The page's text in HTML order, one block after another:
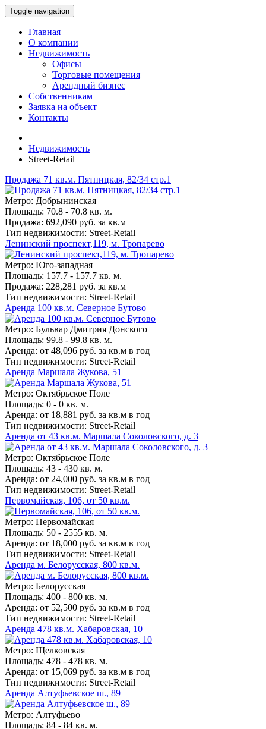
Toggle navigation
Главная
О компании
Недвижимость
Офисы
Торговые помещения
Арендный бизнес
Собственникам
Заявка на объект
Контакты
Недвижимость
Street-Retail
Продажа 71 кв.м. Пятницкая, 82/34 стр.1
Метро: Добрынинская
Площадь: 70.8 - 70.8 кв. м.
Продажа: 692,090 руб. за кв.м
Тип недвижимости: Street-Retail
Ленинский проспект,119, м. Тропарево
Метро: Юго-западная
Площадь: 157.7 - 157.7 кв. м.
Продажа: 228,281 руб. за кв.м
Тип недвижимости: Street-Retail
Аренда 100 кв.м. Северное Бутово
Метро: Бульвар Дмитрия Донского
Площадь: 99.8 - 99.8 кв. м.
Аренда: от 48,096 руб. за кв.м в год
Тип недвижимости: Street-Retail
Аренда Маршала Жукова, 51
Метро: Октябрьское Поле
Площадь: 0 - 0 кв. м.
Аренда: от 18,881 руб. за кв.м в год
Тип недвижимости: Street-Retail
Аренда от 43 кв.м. Маршала Соколовского, д. 3
Метро: Октябрьское Поле
Площадь: 43 - 430 кв. м.
Аренда: от 24,000 руб. за кв.м в год
Тип недвижимости: Street-Retail
Первомайская, 106, от 50 кв.м.
Метро: Первомайская
Площадь: 50 - 2555 кв. м.
Аренда: от 18,000 руб. за кв.м в год
Тип недвижимости: Street-Retail
Аренда м. Белорусская, 800 кв.м.
Метро: Белорусская
Площадь: 400 - 800 кв. м.
Аренда: от 52,500 руб. за кв.м в год
Тип недвижимости: Street-Retail
Аренда 478 кв.м. Хабаровская, 10
Метро: Щелковская
Площадь: 478 - 478 кв. м.
Аренда: от 15,069 руб. за кв.м в год
Тип недвижимости: Street-Retail
Аренда Алтуфьевское ш., 89
Метро: Алтуфьево
Площадь: 84 - 84 кв. м.